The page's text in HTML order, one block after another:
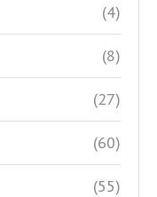
(4)
(8)
(27)
(60)
(55)